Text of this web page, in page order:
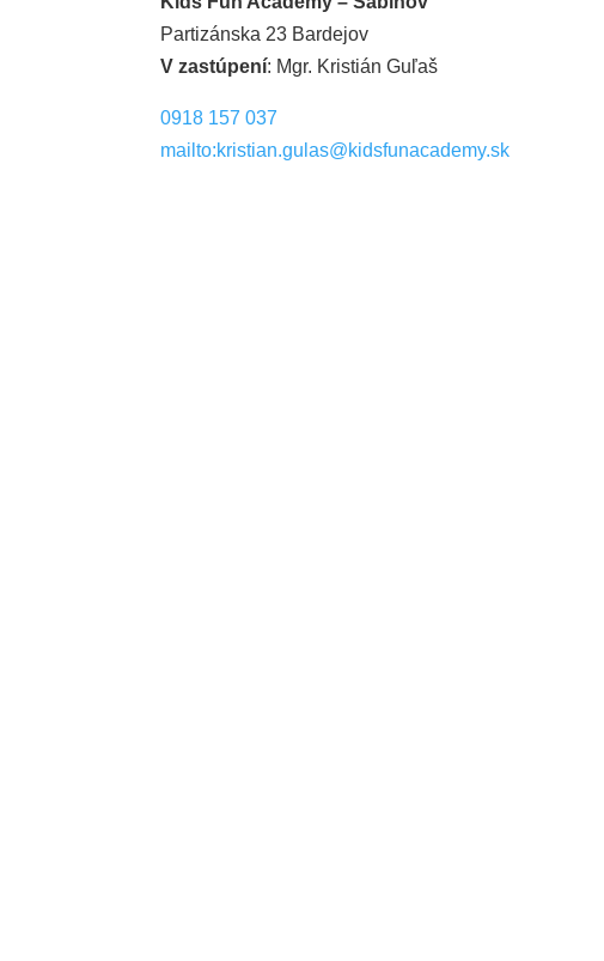
Partizánska 23 Bardejov
V zastúpení: Mgr. Kristián Guľaš
0918 157 037
mailto:kristian.gulas@kidsfunacademy.sk